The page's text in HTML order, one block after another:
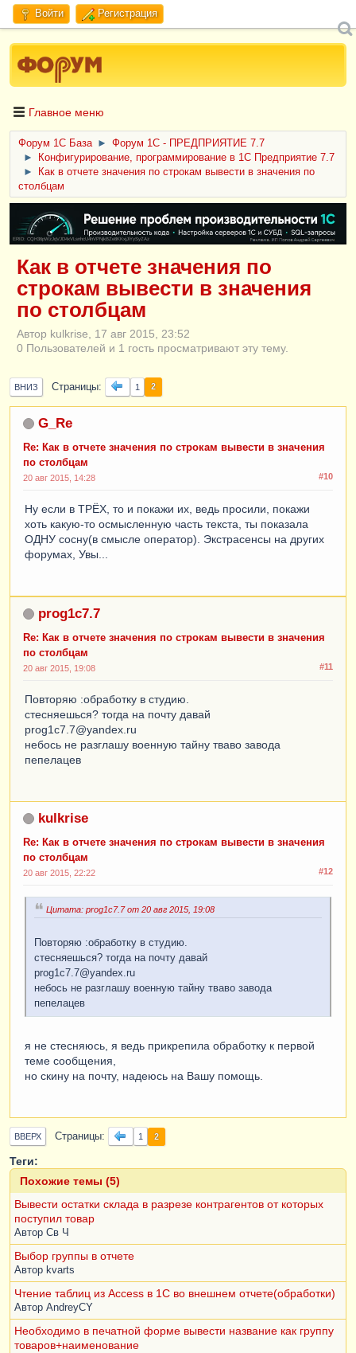
Войти Регистрация
Главное меню
Форум 1C База ►
Форум 1С - ПРЕДПРИЯТИЕ 7.7
►
Конфигурирование, программирование в 1С Предприятие 7.7
►
Как в отчете значения по строкам вывести в значения по
столбцам
ERID: CQH36pWzJqVJD4xVLsnhcU4hVPNjkBZe8KKxjJiYySyZAz
Как в отчете значения по
строкам вывести в значения
по столбцам
Автор kulkrise, 17 авг 2015, 23:52
0 Пользователей и 1 гость просматривают эту тему.
ВНИЗ Страницы 1 2
G_Re
Re: Как в отчете значения по строкам вывести в значения
по столбцам
#10
20 авг 2015, 14:28
Ну если в ТРЁХ, то и покажи их, ведь просили, покажи
хоть какую-то осмысленную часть текста, ты показала
ОДНУ сосну(в смысле оператор). Экстрасенсы на других
форумах, Увы...
prog1c7.7
Re: Как в отчете значения по строкам вывести в значения
по столбцам
#11
20 авг 2015, 19:08
Повторяю :обработку в студию.
стесняешься? тогда на почту давай
prog1c7.7@yandex.ru
небось не разглашу военную тайну тваво завода
пепелацев
kulkrise
Re: Как в отчете значения по строкам вывести в значения
по столбцам
#12
20 авг 2015, 22:22
Цитата: prog1c7.7 от 20 авг 2015, 19:08
Повторяю :обработку в студию.
стесняешься? тогда на почту давай
prog1c7.7@yandex.ru
небось не разглашу военную тайну тваво завода
пепелацев
я не стесняюсь, я ведь прикрепила обработку к первой
теме сообщения,
но скину на почту, надеюсь на Вашу помощь.
ВВЕРХ Страницы 1 2
Теги:
Похожие темы (5)
Вывести остатки склада в разрезе контрагентов от которых
поступил товар
Автор Св Ч
Выбор группы в отчете
Автор kvarts
Чтение таблиц из Access в 1С во внешнем отчете(обработки)
Автор AndreyCY
Необходимо в печатной форме вывести название как группу
товаров+наименование